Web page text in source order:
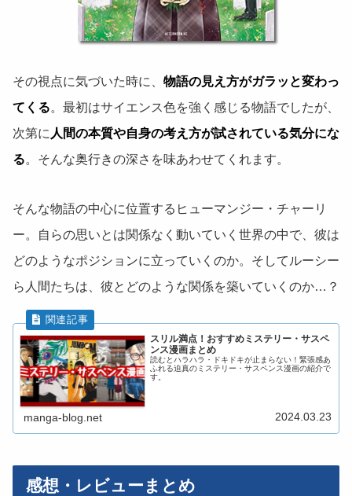
その視点に気づいた時に、 物語の見え方がガラッと変わっ
てくる。最初はサイエンス色を強く感じる物語でしたが、
次第に 人間の本質や自身の考え方が試されている気分にな
る。そんな奥行きの深さを味あわせてくれます。
そんな物語の中心に位置するヒューマンジー・チャーリ
ー。自らの思いとは関係なく動いていく世界の中で、彼は
どのようなポジションに立っていくのか。そしてルーシー
ら人間たちは、彼とどのような関係を築いていくのか…？
スリル満点！おすすめミステリー・サスペ
ンス漫画まとめ
読むとハラハラ・ドキドキが止まらない！緊張感あ
ふれる迫真のミステリー・サスペンス漫画の紹介で
す。
manga-blog.net 2024.03.23
感想・レビューまとめ